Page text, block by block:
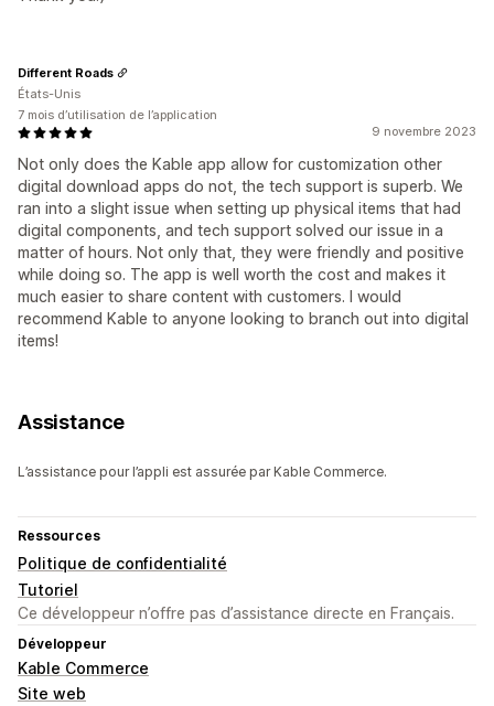
9 novembre 2023
Not only does the Kable app allow for customization other
digital download apps do not, the tech support is superb. We
ran into a slight issue when setting up physical items that had
digital components, and tech support solved our issue in a
matter of hours. Not only that, they were friendly and positive
while doing so. The app is well worth the cost and makes it
much easier to share content with customers. I would
recommend Kable to anyone looking to branch out into digital
items!
Different Roads
États-Unis
7 mois d’utilisation de l’application
Assistance
L’assistance pour l’appli est assurée par Kable Commerce.
Ressources
Politique de confidentialité
Tutoriel
Ce développeur n’offre pas d’assistance directe en Français.
Développeur
Kable Commerce
Site web